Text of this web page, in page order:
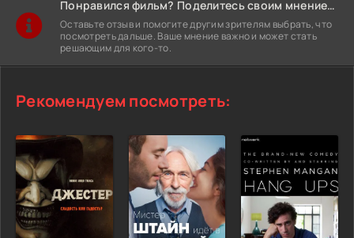
Понравился фильм? Поделитесь своим мнением!
Оставьте отзыв и помогите другим зрителям выбрать, что
посмотреть дальше. Ваше мнение важно и может стать
решающим для кого-то.
Рекомендуем посмотреть: